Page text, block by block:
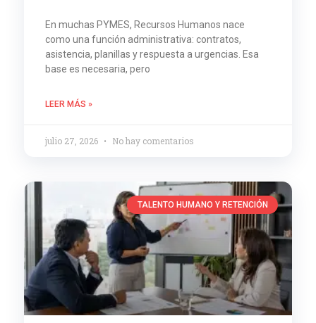
En muchas PYMES, Recursos Humanos nace
como una función administrativa: contratos,
asistencia, planillas y respuesta a urgencias. Esa
base es necesaria, pero
LEER MÁS »
julio 27, 2026 No hay comentarios
TALENTO HUMANO Y RETENCIÓN